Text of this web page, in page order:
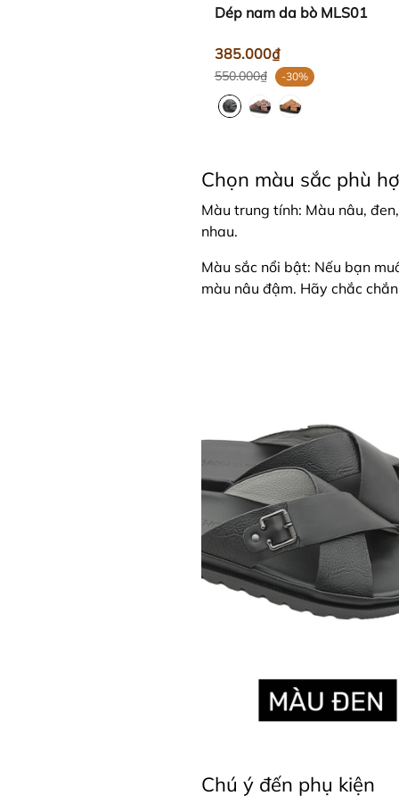
Dép nam da bò MLS01
385.000₫
550.000₫ -30%
Chọn màu sắc phù
Màu trung tính: Màu nâu,
nhau.
Màu sắc nổi bật: Nếu bạn
màu nâu đậm. Hãy chắc
Chú ý đến phụ kiện